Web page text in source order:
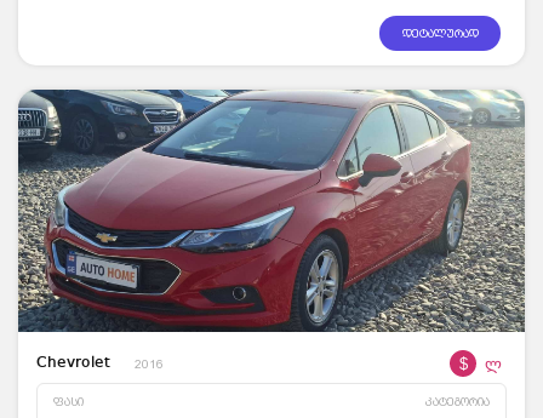
დეტალურად
Chevrolet 2016 $ ლ
ფასი კატეგორია